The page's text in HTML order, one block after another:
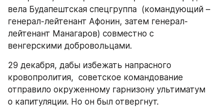
вела Будапештская спецгруппа  (командующий –
генерал-лейтенант Афонин, затем генерал-
лейтенант Манагаров) совместно с
венгерскими добровольцами.
29 декабря, дабы избежать напрасного
кровопролития,  советское командование
отправило окруженному гарнизону ультиматум
о капитуляции. Но он был отвергнут.